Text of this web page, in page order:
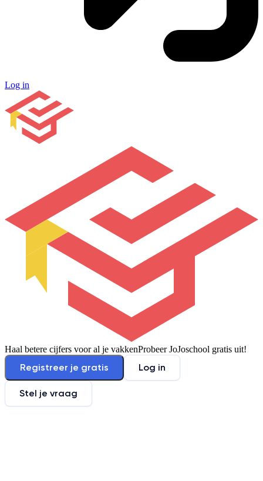
Log in
Haal betere cijfers voor al je vakkenProbeer JoJoschool gratis uit!
Registreer je gratis Log in
Stel je vraag